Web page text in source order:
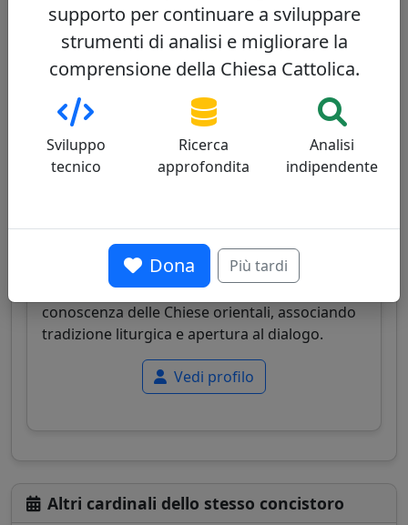
Vedi profilo
45/100
Claudio Gugerotti
Cardinale italiano, ex nunzio apostolico, noto
per la sua competenza diplomatica e la
conoscenza delle Chiese orientali, associando
tradizione liturgica e apertura al dialogo.
Vedi profilo
Altri cardinali dello stesso concistoro
supporto per continuare a sviluppare
strumenti di analisi e migliorare la
comprensione della Chiesa Cattolica.
Sviluppo
tecnico
Ricerca
approfondita
Analisi
indipendente
Dona Più tardi